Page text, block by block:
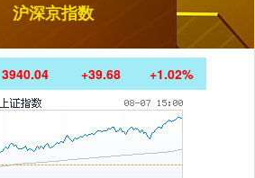
沪深京指数
3940.04 +39.68 +1.02%